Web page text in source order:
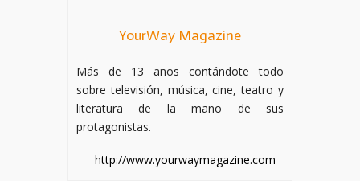
YourWay Magazine
Más de 13 años contándote todo
sobre televisión, música, cine, teatro y
literatura de la mano de sus
protagonistas.
http://www.yourwaymagazine.com